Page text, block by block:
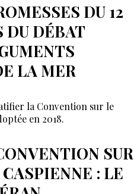
DU 12
DU DÉBAT
LA MER
la Convention sur le
en 2018.
SUR
: LE